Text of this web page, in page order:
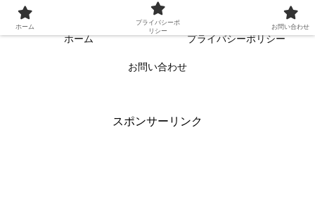
常に読者目線・読者ファーストを目指す!!
ホーム プライバシーポリシー
お問い合わせ
スポンサーリンク
ホーム
プライバシーポ
リシー
お問い合わせ